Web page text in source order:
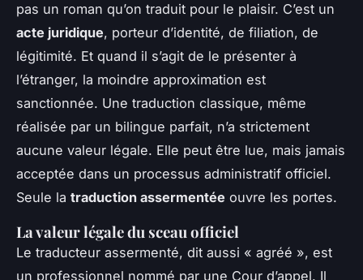
pas un roman qu’on traduit pour le plaisir. C’est un
acte juridique, porteur d’identité, de filiation, de
légitimité. Et quand il s’agit de le présenter à
l’étranger, la moindre approximation est
sanctionnée. Une traduction classique, même
réalisée par un bilingue parfait, n’a strictement
aucune valeur légale. Elle peut être lue, mais jamais
acceptée dans un processus administratif officiel.
Seule la traduction assermentée ouvre les portes.
La valeur légale du sceau officiel
Le traducteur assermenté, dit aussi « agréé », est
un professionnel nommé par une Cour d’appel. Il